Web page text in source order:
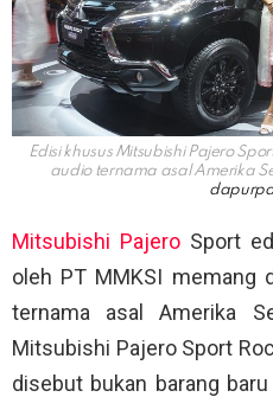
Edisi khusus Mitsubishi Pajero
audio ternama asal Amerika
Mitsubishi Pajero Sport
oleh PT MMKSI memang
ternama asal Amerika
Mitsubishi Pajero Sport
disebut bukan barang